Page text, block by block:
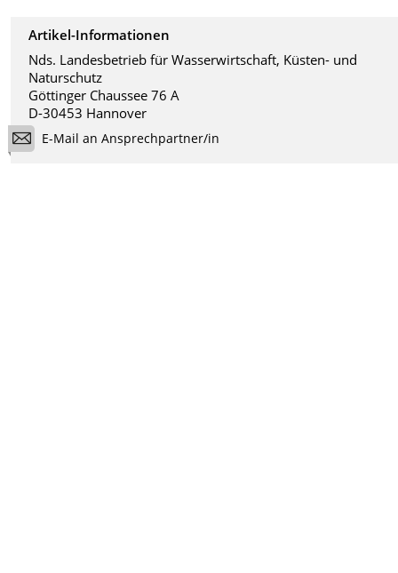
Artikel-Informationen
Nds. Landesbetrieb für Wasserwirtschaft, Küsten- und
Naturschutz
Göttinger Chaussee 76 A
D-30453 Hannover
E-Mail an Ansprechpartner/in